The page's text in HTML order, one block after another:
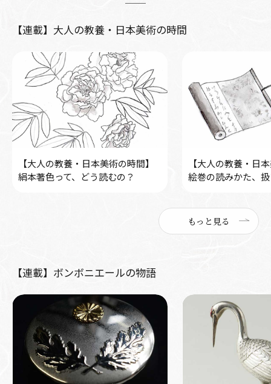
【連載】大人の教養・日本美術の時間
【大人の教養・日本美術の時間】
絹本著色って、どう読むの？
【大人の教養・日
絵巻の読みかた、
もっと見る
【連載】ボンボニエールの物語